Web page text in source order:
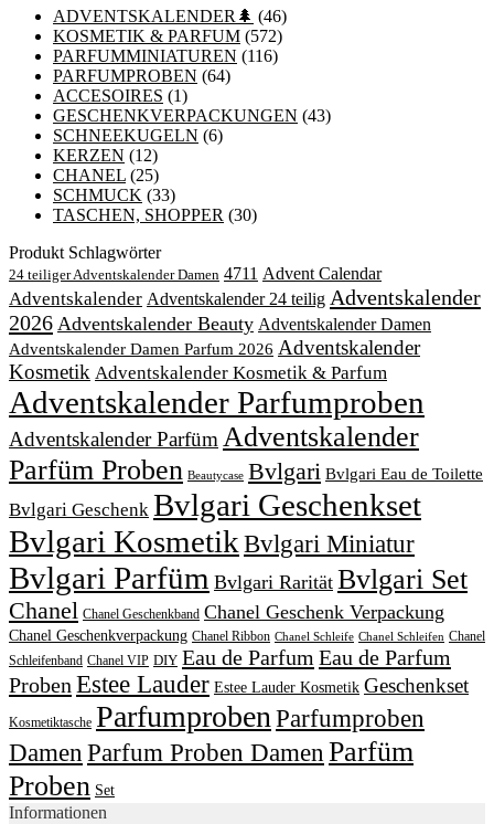
ADVENTSKALENDER🌲 (46)
KOSMETIK & PARFUM (572)
PARFUMMINIATUREN (116)
PARFUMPROBEN (64)
ACCESOIRES (1)
GESCHENKVERPACKUNGEN (43)
SCHNEEKUGELN (6)
KERZEN (12)
CHANEL (25)
SCHMUCK (33)
TASCHEN, SHOPPER (30)
Produkt Schlagwörter
24 teiliger Adventskalender Damen 4711 Advent Calendar
Adventskalender Adventskalender 24 teilig Adventskalender
2026 Adventskalender Beauty Adventskalender Damen
Adventskalender Damen Parfum 2026 Adventskalender
Kosmetik Adventskalender Kosmetik & Parfum
Adventskalender Parfumproben
Adventskalender ParfümAdventskalender
Parfüm Proben Beautycase Bvlgari Bvlgari Eau de Toilette
Bvlgari Geschenk Bvlgari Geschenkset
Bvlgari KosmetikBvlgari Miniatur
Bvlgari Parfüm Bvlgari Rarität Bvlgari Set
Chanel Chanel Geschenkband Chanel Geschenk Verpackung
Chanel Geschenkverpackung Chanel Ribbon Chanel Schleife Chanel Schleifen Chanel
Schleifenband Chanel VIP DIY Eau de Parfum Eau de Parfum
Proben Estee Lauder Estee Lauder Kosmetik Geschenkset
Kosmetiktasche ParfumprobenParfumproben
Damen Parfum Proben Damen Parfüm
Proben Set
Informationen